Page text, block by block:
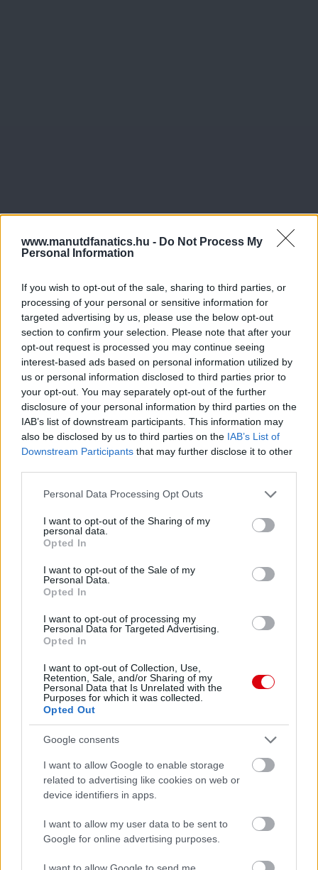
www.manutdfanatics.hu - Do Not Process My
Personal Information
If you wish to opt-out of the sale, sharing to third parties, or
processing of your personal or sensitive information for
targeted advertising by us, please use the below opt-out
section to confirm your selection. Please note that after your
opt-out request is processed you may continue seeing
interest-based ads based on personal information utilized by
us or personal information disclosed to third parties prior to
your opt-out. You may separately opt-out of the further
disclosure of your personal information by third parties on the
IAB’s list of downstream participants. This information may
also be disclosed by us to third parties on the IAB’s List of
Downstream Participants that may further disclose it to other
Please note that this website/app uses one or more Google
not limited to your visit or usage behaviour. You may click to
grant or deny consent to Google and its third-party tags to
use your data for below specified purposes in below Google
consent section.
Personal Data Processing Opt Outs
I want to opt-out of the Sharing of my
personal data.
Opted In
I want to opt-out of the Sale of my
Personal Data.
Opted In
I want to opt-out of processing my
Personal Data for Targeted Advertising.
Opted In
I want to opt-out of Collection, Use,
Retention, Sale, and/or Sharing of my
Personal Data that Is Unrelated with the
Purposes for which it was collected.
Opted Out
Google consents
I want to allow Google to enable storage
related to advertising like cookies on web or
device identifiers in apps.
I want to allow my user data to be sent to
Google for online advertising purposes.
I want to allow Google to send me
Meccs Center
Paris Saint-Germainvs
Manchester United
Felkészülési szezon 4. mérkőzés
Nya Ullevi, Göteborg
2026-08-08 17:00
AC MilanvsManchester United
ELŐZŐ MÉRKŐZÉSEK
Támogatás
a ManUtdFanatics.hu működését!
Kapcsolódó hírek